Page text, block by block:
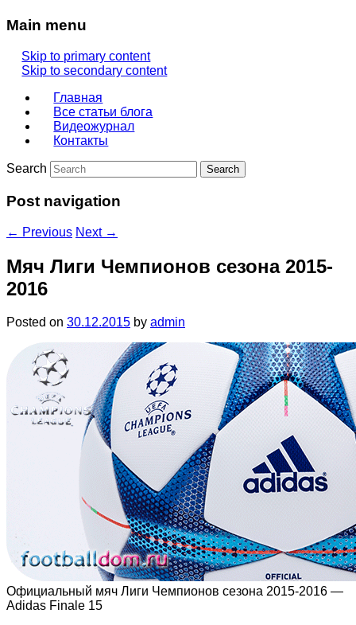
Main menu
Skip to primary content
Skip to secondary content
Главная
Все статьи блога
Видеожурнал
Контакты
Search
Post navigation
← Previous Next →
Мяч Лиги Чемпионов сезона 2015-
2016
Posted on 30.12.2015 by admin
Официальный мяч Лиги Чемпионов сезона 2015-2016 —
Adidas Finale 15